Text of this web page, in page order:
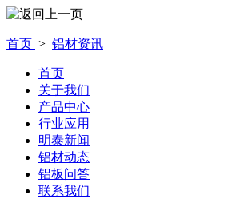
首页 > 铝材资讯
首页
关于我们
产品中心
行业应用
明泰新闻
铝材动态
铝板问答
联系我们